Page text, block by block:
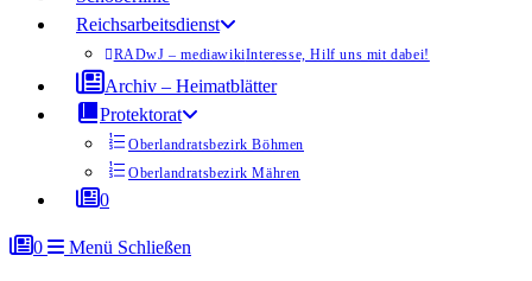
Reichsarbeitsdienst
RADwJ – mediawikiInteresse, Hilf uns mit dabei!
Archiv – Heimatblätter
Protektorat
Oberlandratsbezirk Böhmen
Oberlandratsbezirk Mähren
0
0 Menü Schließen